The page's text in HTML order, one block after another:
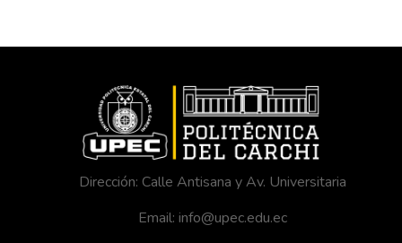
Dirección: Calle Antisana y Av. Universitaria
Email: info@upec.edu.ec